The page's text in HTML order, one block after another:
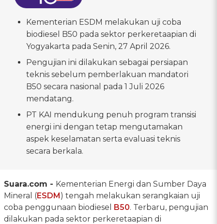
Kementerian ESDM melakukan uji coba
biodiesel B50 pada sektor perkeretaapian di
Yogyakarta pada Senin, 27 April 2026.
Pengujian ini dilakukan sebagai persiapan
teknis sebelum pemberlakuan mandatori
B50 secara nasional pada 1 Juli 2026
mendatang.
PT KAI mendukung penuh program transisi
energi ini dengan tetap mengutamakan
aspek keselamatan serta evaluasi teknis
secara berkala.
Suara.com - Kementerian Energi dan Sumber Daya
Mineral (ESDM) tengah melakukan serangkaian uji
coba penggunaan biodiesel B50. Terbaru, pengujian
dilakukan pada sektor perkeretaapian di